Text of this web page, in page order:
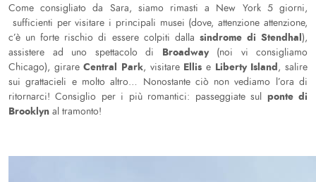
Come consigliato da Sara, siamo rimasti a New York 5 giorni,
sufficienti per visitare i principali musei (dove, attenzione attenzione,
c’è un forte rischio di essere colpiti dalla sindrome di Stendhal),
assistere ad uno spettacolo di Broadway (noi vi consigliamo
Chicago), girareCentral Park, visitare Ellis e Liberty Island, salire
sui grattacieli e molto altro… Nonostante ciò non vediamo l’ora di
ritornarci! Consiglio per i più romantici: passeggiate sul ponte di
Brooklyn al tramonto!